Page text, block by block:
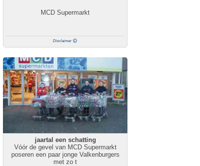
MCD Supermarkt
Disclaimer
jaartal een schatting
Vóór de gevel van MCD Supermarkt
poseren een paar jonge Valkenburgers
met zo t